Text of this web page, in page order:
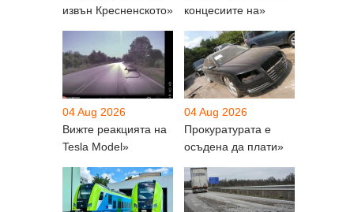
извън Кресненското»
концесиите на»
04 Aug 2026
Вижте реакцията на
Tesla Model»
04 Aug 2026
Прокуратурата е
осъдена да плати»